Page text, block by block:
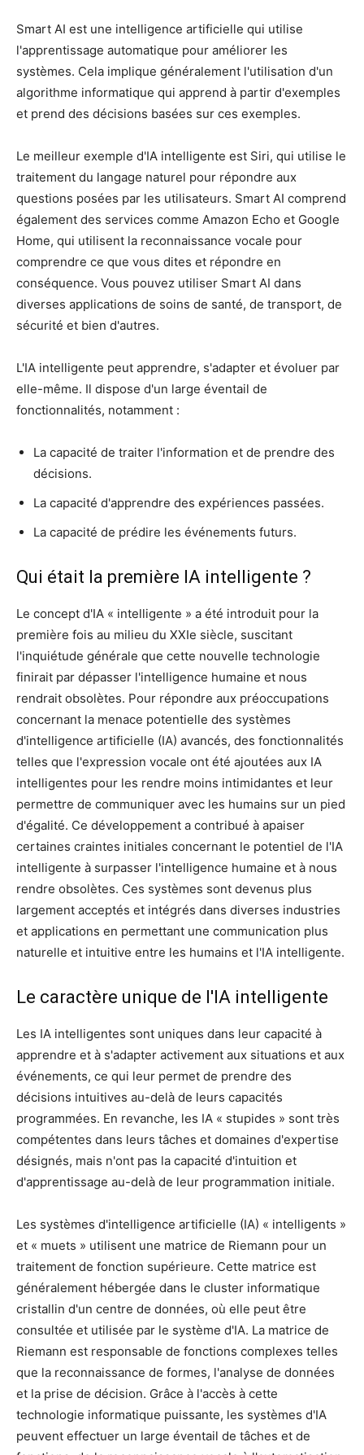
Smart AI est une intelligence artificielle qui utilise
l'apprentissage automatique pour améliorer les
systèmes. Cela implique généralement l'utilisation d'un
algorithme informatique qui apprend à partir d'exemples
et prend des décisions basées sur ces exemples.
Le meilleur exemple d'IA intelligente est Siri, qui utilise le
traitement du langage naturel pour répondre aux
questions posées par les utilisateurs. Smart AI comprend
également des services comme Amazon Echo et Google
Home, qui utilisent la reconnaissance vocale pour
comprendre ce que vous dites et répondre en
conséquence. Vous pouvez utiliser Smart AI dans
diverses applications de soins de santé, de transport, de
sécurité et bien d'autres.
L'IA intelligente peut apprendre, s'adapter et évoluer par
elle-même. Il dispose d'un large éventail de
fonctionnalités, notamment :
La capacité de traiter l'information et de prendre des
décisions.
La capacité d'apprendre des expériences passées.
La capacité de prédire les événements futurs.
Qui était la première IA intelligente ?
Le concept d'IA « intelligente » a été introduit pour la
première fois au milieu du XXIe siècle, suscitant
l'inquiétude générale que cette nouvelle technologie
finirait par dépasser l'intelligence humaine et nous
rendrait obsolètes. Pour répondre aux préoccupations
concernant la menace potentielle des systèmes
d'intelligence artificielle (IA) avancés, des fonctionnalités
telles que l'expression vocale ont été ajoutées aux IA
intelligentes pour les rendre moins intimidantes et leur
permettre de communiquer avec les humains sur un pied
d'égalité. Ce développement a contribué à apaiser
certaines craintes initiales concernant le potentiel de l'IA
intelligente à surpasser l'intelligence humaine et à nous
rendre obsolètes. Ces systèmes sont devenus plus
largement acceptés et intégrés dans diverses industries
et applications en permettant une communication plus
naturelle et intuitive entre les humains et l'IA intelligente.
Le caractère unique de l'IA intelligente
Les IA intelligentes sont uniques dans leur capacité à
apprendre et à s'adapter activement aux situations et aux
événements, ce qui leur permet de prendre des
décisions intuitives au-delà de leurs capacités
programmées. En revanche, les IA « stupides » sont très
compétentes dans leurs tâches et domaines d'expertise
désignés, mais n'ont pas la capacité d'intuition et
d'apprentissage au-delà de leur programmation initiale.
Les systèmes d'intelligence artificielle (IA) « intelligents »
et « muets » utilisent une matrice de Riemann pour un
traitement de fonction supérieure. Cette matrice est
généralement hébergée dans le cluster informatique
cristallin d'un centre de données, où elle peut être
consultée et utilisée par le système d'IA. La matrice de
Riemann est responsable de fonctions complexes telles
que la reconnaissance de formes, l'analyse de données
et la prise de décision. Grâce à l'accès à cette
technologie informatique puissante, les systèmes d'IA
peuvent effectuer un large éventail de tâches et de